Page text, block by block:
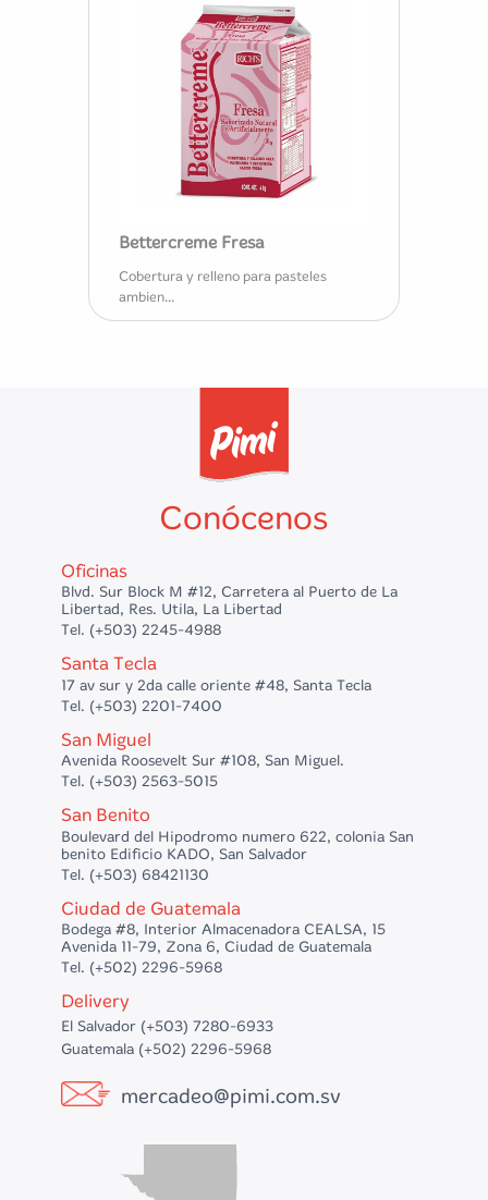
Bettercreme Fresa
Cobertura y relleno para pasteles
ambien...
Conócenos
Oficinas
Blvd. Sur Block M #12, Carretera al Puerto de La
Libertad, Res. Utila, La Libertad
Tel. (+503) 2245-4988
Santa Tecla
17 av sur y 2da calle oriente #48, Santa Tecla
Tel. (+503) 2201-7400
San Miguel
Avenida Roosevelt Sur #108, San Miguel.
Tel. (+503) 2563-5015
San Benito
Boulevard del Hipodromo numero 622, colonia San
benito Edificio KADO, San Salvador
Tel. (+503) 68421130
Ciudad de Guatemala
Bodega #8, Interior Almacenadora CEALSA, 15
Avenida 11-79, Zona 6, Ciudad de Guatemala
Tel. (+502) 2296-5968
Delivery
El Salvador (+503) 7280-6933
Guatemala (+502) 2296-5968
mercadeo@pimi.com.sv